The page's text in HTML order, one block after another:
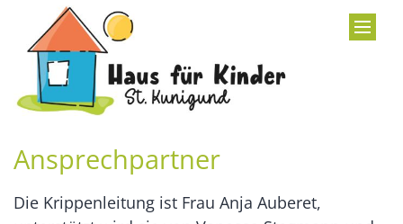
Zum Inhalt springen
Ansprechpartner
Die Krippenleitung ist Frau Anja Auberet,